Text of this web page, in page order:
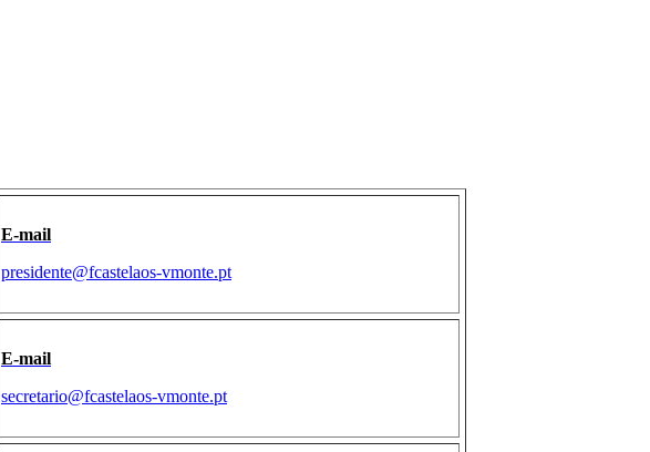
E-mail
presidente@fcastelaos-vmonte.pt
E-mail
secretario@fcastelaos-vmonte.pt